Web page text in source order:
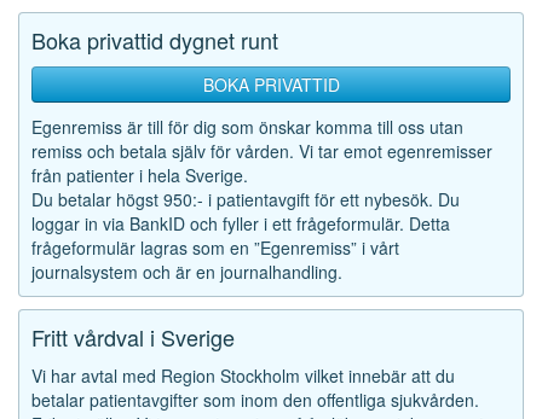
Boka privattid dygnet runt
BOKA PRIVATTID
Egenremiss är till för dig som önskar komma till oss utan
remiss och betala själv för vården. Vi tar emot egenremisser
från patienter i hela Sverige.
Du betalar högst 950:- i patientavgift för ett nybesök. Du
loggar in via BankID och fyller i ett frågeformulär. Detta
frågeformulär lagras som en ”Egenremiss” i vårt
journalsystem och är en journalhandling.
Fritt vårdval i Sverige
Vi har avtal med Region Stockholm vilket innebär att du
betalar patientavgifter som inom den offentliga sjukvården.